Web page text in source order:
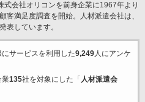
式会社オリコンを前身企業に1967年より
客満足度調査を開始。人材派遣会社は、
表しています。
サービスを利用した9,249人にアンケ
業135社を対象にした「 人材派遣会